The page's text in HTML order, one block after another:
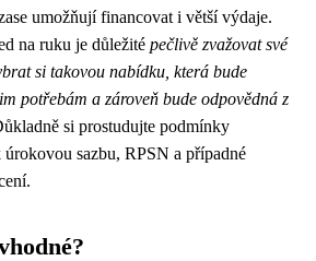
umožňují financovat i větší výdaje.
na ruku je důležité pečlivě zvažovat své
si takovou nabídku, která bude
potřebám a zároveň bude odpovědná z
si prostudujte podmínky
sazbu, RPSN a případné